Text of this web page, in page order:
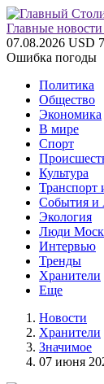
Главные
07.08.2026 USD
Ошибка погоды
Политика
Общество
Экономика
В мире
Спорт
Культура
Транспорт
События
Экология
Люди
Интервью
Тренды
Хранители
Еще
Новости
Хранители
Значимое
07 июня